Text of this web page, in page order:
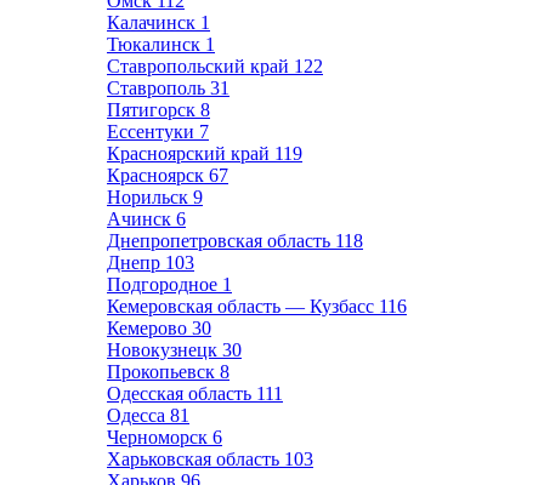
Калачинск 1
Тюкалинск 1
Ставропольский край 122
Ставрополь 31
Пятигорск 8
Ессентуки 7
Красноярский край 119
Красноярск 67
Норильск 9
Ачинск 6
Днепропетровская область 118
Днепр 103
Подгородное 1
Кемеровская область — Кузбасс 116
Кемерово 30
Новокузнецк 30
Прокопьевск 8
Одесская область 111
Одесса 81
Черноморск 6
Харьковская область 103
Харьков 96